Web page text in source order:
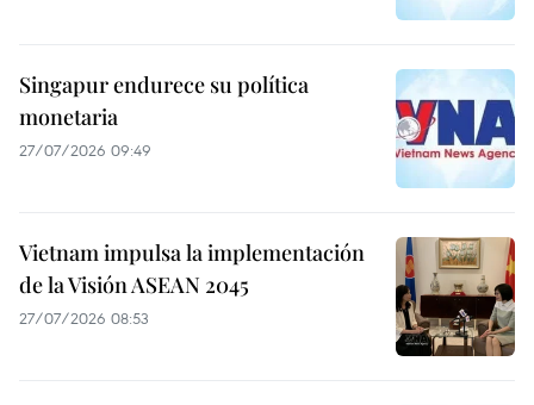
Singapur endurece su política
monetaria
27/07/2026 09:49
Vietnam impulsa la implementación
de la Visión ASEAN 2045
27/07/2026 08:53